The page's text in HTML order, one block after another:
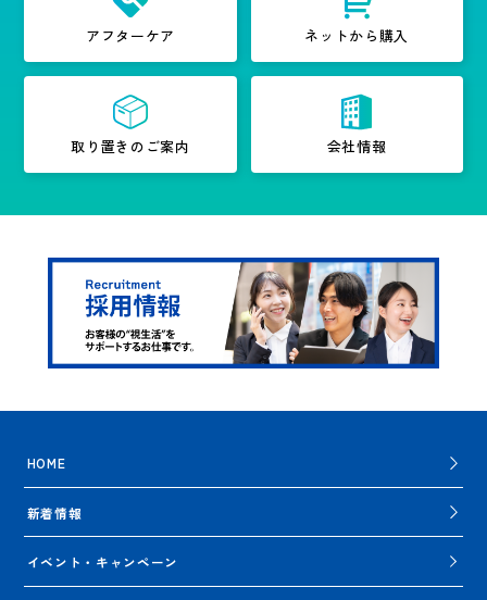
アフターケア ネットから購入
取り置きのご案内 会社情報
HOME
新着情報
イベント・キャンペーン